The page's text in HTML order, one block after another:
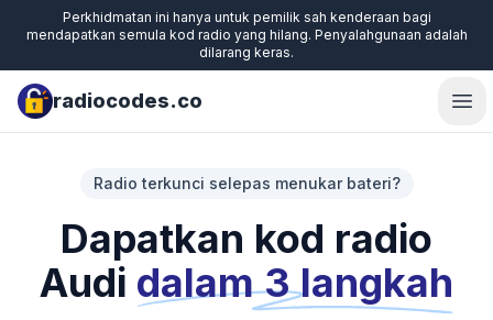
Perkhidmatan ini hanya untuk pemilik sah kenderaan bagi
mendapatkan semula kod radio yang hilang. Penyalahgunaan adalah
dilarang keras.
radiocodes.co
Radio terkunci selepas menukar bateri?
Dapatkan kod radio
Audi dalam 3 langkah